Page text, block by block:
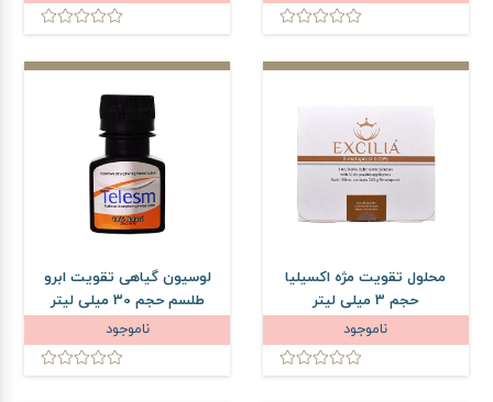
محلول تقویت مژه اکسیلیا
حجم 3 میلی لیتر
ناموجود
لوسیون گیاهی تقویت ابرو
طلسم حجم 30 میلی لیتر
ناموجود